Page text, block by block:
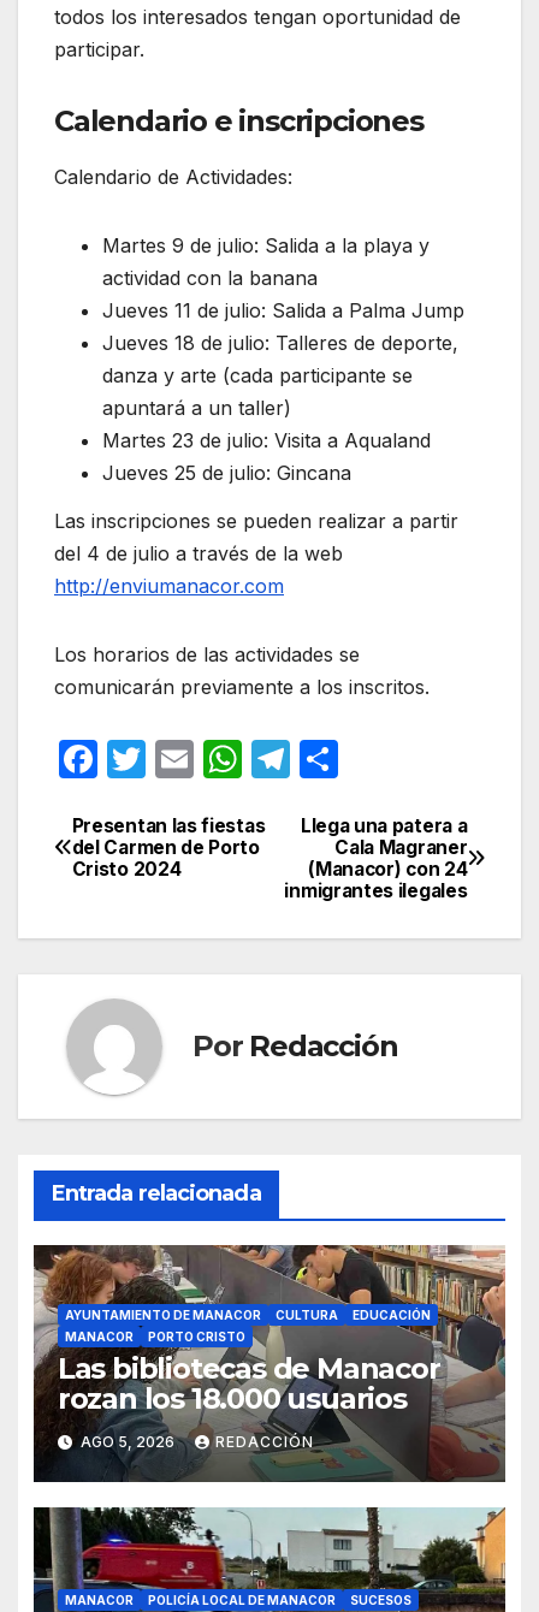
todos los interesados ​​tengan oportunidad de
participar.
Calendario e inscripciones
Calendario de Actividades:
Martes 9 de julio: Salida a la playa y
actividad con la banana
Jueves 11 de julio: Salida a Palma Jump
Jueves 18 de julio: Talleres de deporte,
danza y arte (cada participante se
apuntará a un taller)
Martes 23 de julio: Visita a Aqualand
Jueves 25 de julio: Gincana
Las inscripciones se pueden realizar a partir
del 4 de julio a través de la web
http://enviumanacor.com
Los horarios de las actividades se
comunicarán previamente a los inscritos.
F
c
e
o
o
k
T
itt
er
E
ail
W
at
p
T
e
gr
a
m
m
p
ar
tir
Navegación
de
entradas
Llega una patera a
Cala Magraner
(Manacor) con 24
inmigrantes ilegales
Presentan las fiestas
del Carmen de Porto
Cristo 2024
Por Redacción
Entrada relacionada
AYUNTAMIENTO DE MANACOR CULTURA
EDUCACIÓN
MANACOR
PORTO CRISTO
Las bibliotecas de Manacor
rozan los 18.000 usuarios
AGO 5, 2026 REDACCIÓN
MANACOR POLICÍA LOCAL DE MANACOR SUCESOS